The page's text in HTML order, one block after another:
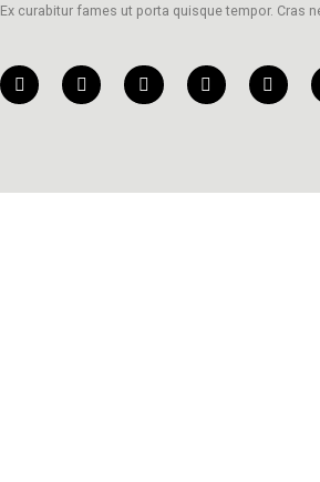
Ex curabitur fames ut porta quisque tempor. Cras